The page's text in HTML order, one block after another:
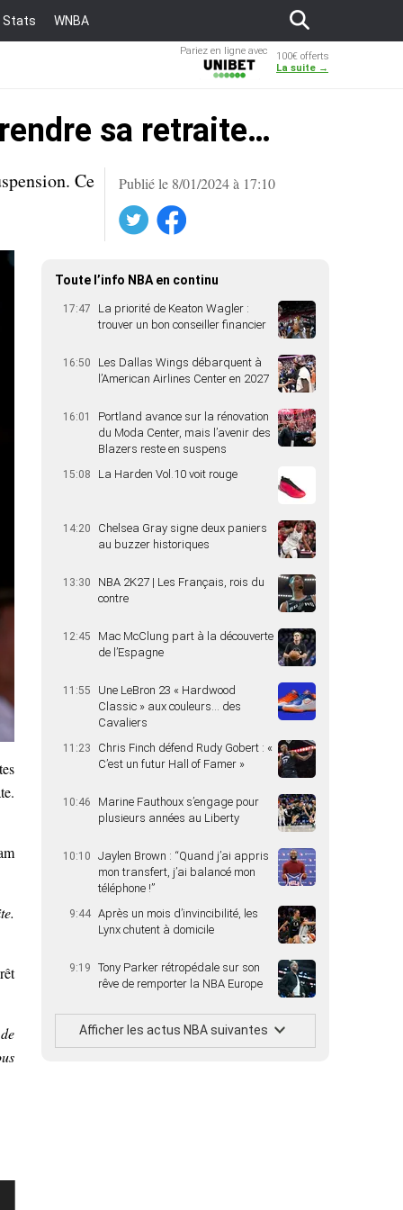
Stats WNBA
Pariez en ligne avec
100€ offerts
La suite →
sa retraite…
Publié le 8/01/2024 à 17:10
Facebook
Ce
Toute l’info NBA en continu
17:47
La priorité de Keaton Wagler :
trouver un bon conseiller financier
16:50
Les Dallas Wings débarquent à
l’American Airlines Center en 2027
16:01
Portland avance sur la rénovation
du Moda Center, mais l’avenir des
Blazers reste en suspens
15:08 La Harden Vol.10 voit rouge
14:20
Chelsea Gray signe deux paniers
au buzzer historiques
13:30
NBA 2K27 | Les Français, rois du
contre
12:45
Mac McClung part à la découverte
de l’Espagne
11:55
Une LeBron 23 « Hardwood
Classic » aux couleurs… des
Cavaliers
11:23
Chris Finch défend Rudy Gobert : «
C’est un futur Hall of Famer »
10:46
Marine Fauthoux s’engage pour
plusieurs années au Liberty
10:10
Jaylen Brown : “Quand j’ai appris
mon transfert, j’ai balancé mon
téléphone !”
9:44 Après un mois d’invincibilité, les
Lynx chutent à domicile
9:19
Tony Parker rétropédale sur son
rêve de remporter la NBA Europe
Afficher les actus NBA suivantes